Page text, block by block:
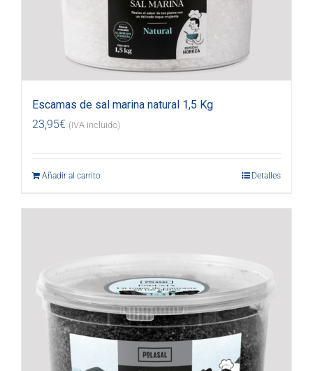
Escamas de sal marina natural 1,5 Kg
23,95€ (IVA incluido)
Añadir al carrito Detalles